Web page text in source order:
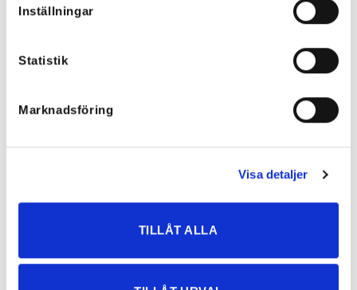
Inställningar
Statistik
Marknadsföring
Visa detaljer
TILLÅT ALLA